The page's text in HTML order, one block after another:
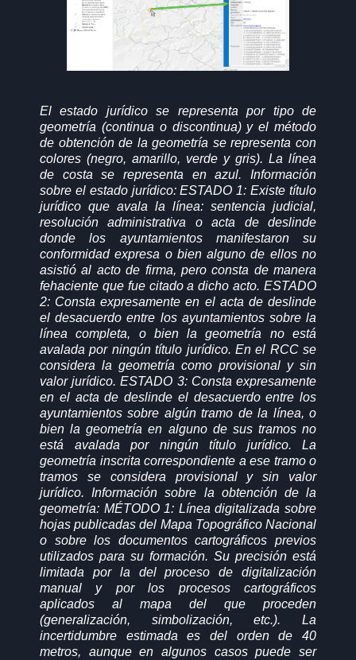
El estado jurídico se representa por tipo de
geometría (continua o discontinua) y el método
de obtención de la geometría se representa con
colores (negro, amarillo, verde y gris). La línea
de costa se representa en azul. Información
sobre el estado jurídico: ESTADO 1: Existe título
jurídico que avala la línea: sentencia judicial,
resolución administrativa o acta de deslinde
donde los ayuntamientos manifestaron su
conformidad expresa o bien alguno de ellos no
asistió al acto de firma, pero consta de manera
fehaciente que fue citado a dicho acto. ESTADO
2: Consta expresamente en el acta de deslinde
el desacuerdo entre los ayuntamientos sobre la
línea completa, o bien la geometría no está
avalada por ningún título jurídico. En el RCC se
considera la geometría como provisional y sin
valor jurídico. ESTADO 3: Consta expresamente
en el acta de deslinde el desacuerdo entre los
ayuntamientos sobre algún tramo de la línea, o
bien la geometría en alguno de sus tramos no
está avalada por ningún título jurídico. La
geometría inscrita correspondiente a ese tramo o
tramos se considera provisional y sin valor
jurídico. Información sobre la obtención de la
geometría: MÉTODO 1: Línea digitalizada sobre
hojas publicadas del Mapa Topográfico Nacional
o sobre los documentos cartográficos previos
utilizados para su formación. Su precisión está
limitada por la del proceso de digitalización
manual y por los procesos cartográficos
aplicados al mapa del que proceden
(generalización, simbolización, etc.). La
incertidumbre estimada es del orden de 40
metros, aunque en algunos casos puede ser